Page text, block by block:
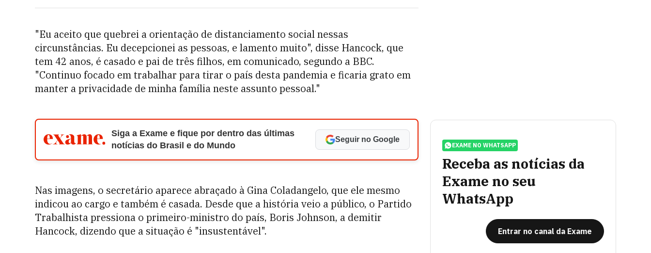
"Eu aceito que quebrei a orientação de distanciamento social nessas
circunstâncias. Eu decepcionei as pessoas, e lamento muito", disse Hancock, que
tem 42 anos, é casado e pai de três filhos, em comunicado, segundo a BBC.
"Continuo focado em trabalhar para tirar o país desta pandemia e ficaria grato em
manter a privacidade de minha família neste assunto pessoal."
Siga a Exame e fique por dentro das últimas
notícias do Brasil e do Mundo
Seguir no Google
Nas imagens, o secretário aparece abraçado à Gina Coladangelo, que ele mesmo
indicou ao cargo e também é casada. Desde que a história veio a público, o Partido
Trabalhista pressiona o primeiro-ministro do país, Boris Johnson, a demitir
Hancock, dizendo que a situação é "insustentável".
EXAME NO WHATSAPP
Receba as notícias da
Exame no seu
WhatsApp
Entrar no canal da Exame